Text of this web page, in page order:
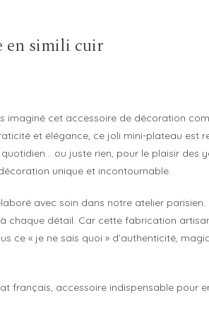
en simili cuir
imaginé cet accessoire de décoration
et élégance, ce joli mini-plateau est
ou juste rien, pour le plaisir des
unique et incontournable.
avec soin dans notre atelier
chaque détail. Car cette fabrication
ce « je ne sais quoi » d’authenticité,
français, accessoire indispensable pour